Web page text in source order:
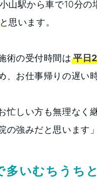
小山駅から車で10分
思います。
術の受付時間は 平日
、お仕事帰りの遅い
忙しい方も無理なく
の強みだと思います」
多いむちうち